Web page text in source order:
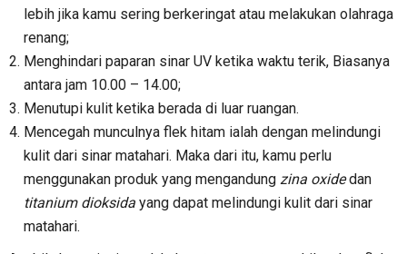
lebih jika kamu sering berkeringat atau melakukan olahraga
renang;
Menghindari paparan sinar UV ketika waktu terik, Biasanya
antara jam 10.00 – 14.00;
Menutupi kulit ketika berada di luar ruangan.
Mencegah munculnya flek hitam ialah dengan melindungi
kulit dari sinar matahari. Maka dari itu, kamu perlu
menggunakan produk yang mengandung zina oxidedan
titanium dioksidayang dapat melindungi kulit dari sinar
matahari.